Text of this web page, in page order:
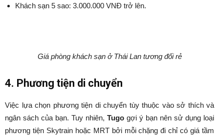
Khách sạn 5 sao: 3.000.000 VNĐ trở lên.
Giá phòng khách sạn ở Thái Lan tương đối rẻ
4. Phương tiện di chuyển
Việc lựa chọn phương tiện di chuyển tùy thuộc vào sở thích và
ngân sách của bạn. Tuy nhiên, Tugo gợi ý bạn nên sử dụng loại
phương tiện Skytrain hoặc MRT bởi mỗi chặng đi chỉ có giá tầm